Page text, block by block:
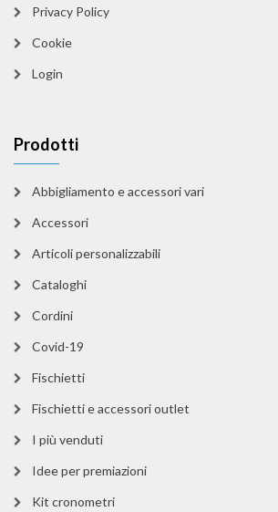
Privacy Policy
Cookie
Login
Prodotti
Abbigliamento e accessori vari
Accessori
Articoli personalizzabili
Cataloghi
Cordini
Covid-19
Fischietti
Fischietti e accessori outlet
I più venduti
Idee per premiazioni
Kit cronometri